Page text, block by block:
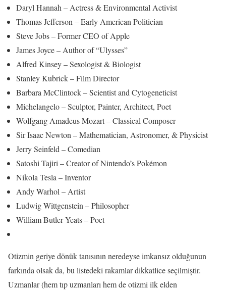
Daryl Hannah – Actress & Environmental Activist
Thomas Jefferson – Early American Politician
Steve Jobs – Former CEO of Apple
James Joyce – Author of “Ulysses”
Alfred Kinsey – Sexologist & Biologist
Stanley Kubrick – Film Director
Barbara McClintock – Scientist and Cytogeneticist
Michelangelo – Sculptor, Painter, Architect, Poet
Wolfgang Amadeus Mozart – Classical Composer
Sir Isaac Newton – Mathematician, Astronomer, & Physicist
Jerry Seinfeld – Comedian
Satoshi Tajiri – Creator of Nintendo’s Pokémon
Nikola Tesla – Inventor
Andy Warhol – Artist
Ludwig Wittgenstein – Philosopher
William Butler Yeats – Poet
Otizmin geriye dönük tanısının neredeyse imkansız olduğunun
farkında olsak da, bu listedeki rakamlar dikkatlice seçilmiştir.
Uzmanlar (hem tıp uzmanları hem de otizmi ilk elden